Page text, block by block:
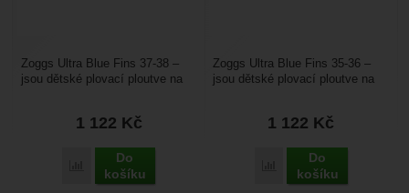
1 122 Kč
Přidat 'Zoggs Ultra Blue Fins 37-38' k porovnání
Do
košíku
Zoggs Ultra Blue Fins 37-38 –
jsou dětské plovací ploutve na
1 122 Kč
Přidat 'Zoggs Ultra
Do
košíku
Zoggs Ultra Blue Fins 35-36 –
jsou dětské plovací ploutve na